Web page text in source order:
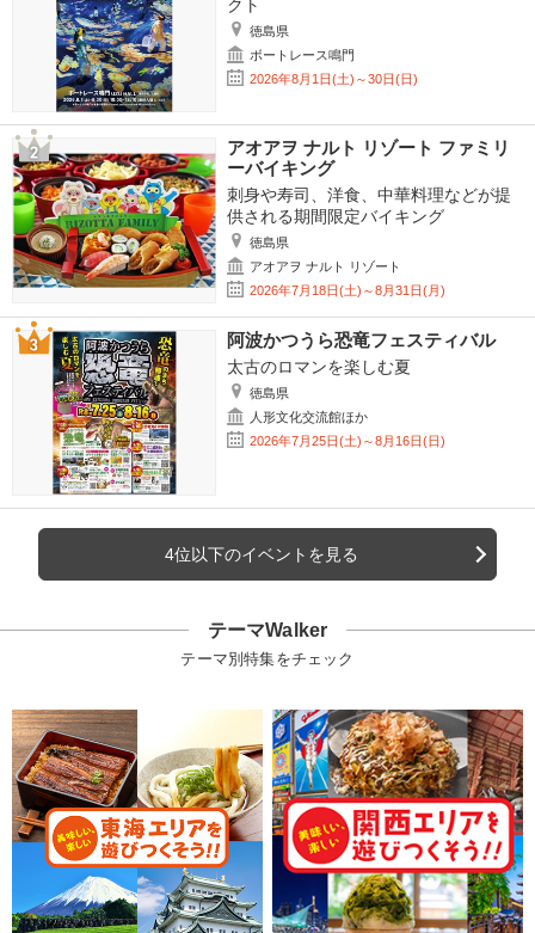
クト
徳島県
ボートレース鳴門
2026年8月1日(土)～30日(日)
アオアヲ ナルト リゾート ファミリ
ーバイキング
刺身や寿司、洋食、中華料理などが提
供される期間限定バイキング
徳島県
アオアヲ ナルト リゾート
2026年7月18日(土)～8月31日(月)
阿波かつうら恐竜フェスティバル
太古のロマンを楽しむ夏
徳島県
人形文化交流館ほか
2026年7月25日(土)～8月16日(日)
4位以下のイベントを見る
テーマWalker
テーマ別特集をチェック